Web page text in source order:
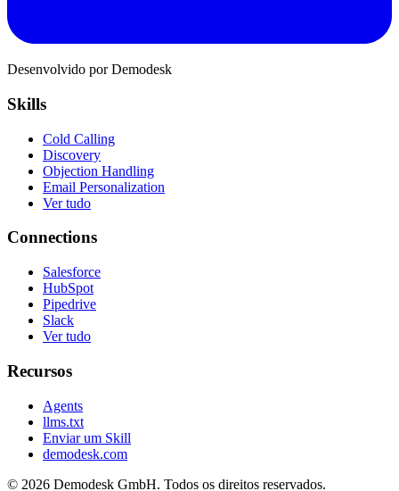
Desenvolvido por Demodesk
Skills
Cold Calling
Discovery
Objection Handling
Email Personalization
Ver tudo
Connections
Salesforce
HubSpot
Pipedrive
Slack
Ver tudo
Recursos
Agents
llms.txt
Enviar um Skill
demodesk.com
© 2026 Demodesk GmbH. Todos os direitos reservados.